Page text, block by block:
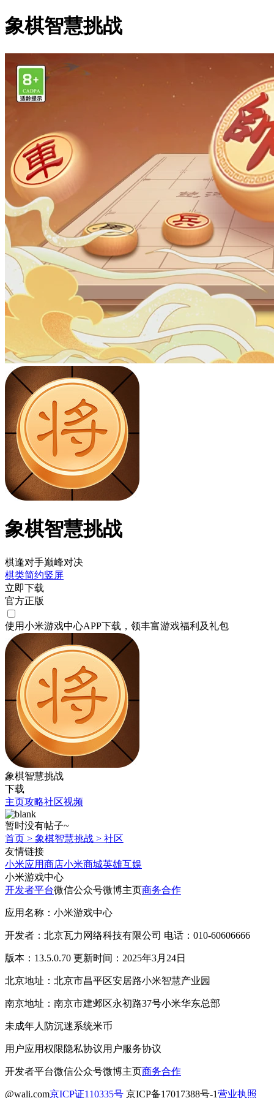
象棋智慧挑战
象棋智慧挑战
棋逢对手巅峰对决
棋类简约竖屏
立即下载
官方正版
使用小米游戏中心APP下载 ，领丰富游戏福利 及礼包
象棋智慧挑战
下载
主页攻略社区视频
暂时没有帖子~
首页 > 象棋智慧挑战 > 社区
友情链接
小米应用商店小米商城英雄互娱
小米游戏中心
开发者平台微信公众号微博主页商务合作
应用名称：小米游戏中心
开发者：北京瓦力网络科技有限公司 电话：010-60606666
版本：13.5.0.70 更新时间：2025年3月24日
北京地址：北京市昌平区安居路小米智慧产业园
南京地址：南京市建邺区永初路37号小米华东总部
未成年人防沉迷系统米币
用户应用权限隐私协议用户服务协议
开发者平台微信公众号微博主页商务合作
@wali.com京ICP证110335号 京ICP备17017388号-1营业执照